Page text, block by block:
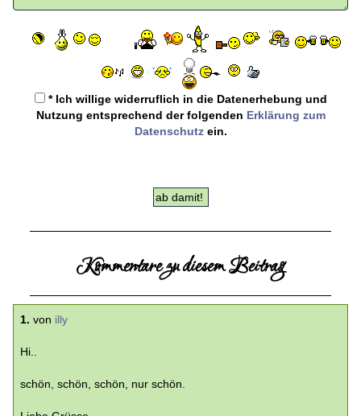
* Ich willige widerruflich in die Datenerhebung und
Nutzung entsprechend der folgenden Erklärung zum
Datenschutzein.
Kommentare zu diesem Beitrag
1. von illy
Hi..
schön, schön, schön, nur schön.